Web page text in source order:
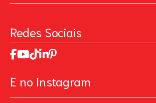
Trabalhe Conosco
Relatório de Sustentabilidade 2025
Código de ética
Acionistas
Prevenir Não Dói
MasterChef
Art Of Love
Seja um distribuidor de Limpeza Profissional
Redes Sociais
E no Instagram